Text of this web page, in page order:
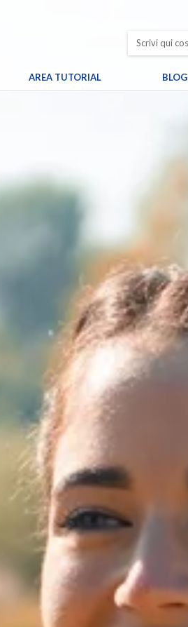
AREA TUTORIAL BLOG